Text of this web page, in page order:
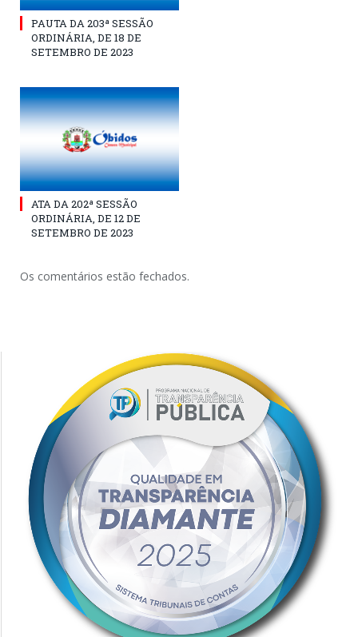
PAUTA DA 203ª SESSÃO
ORDINÁRIA, DE 18 DE
SETEMBRO DE 2023
ATA DA 202ª SESSÃO
ORDINÁRIA, DE 12 DE
SETEMBRO DE 2023
Os comentários estão fechados.